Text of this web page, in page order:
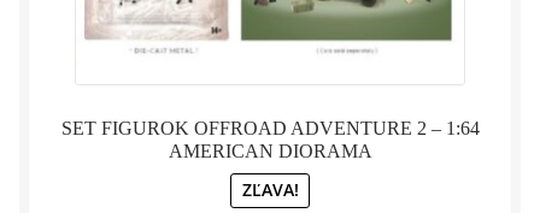
SET FIGUROK OFFROAD ADVENTURE 2 – 1:64
AMERICAN DIORAMA
ZĽAVA!